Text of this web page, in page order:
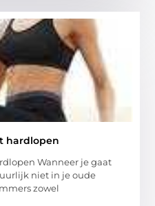
hardlopen
Wanneer je gaat
niet in je oude
zowel